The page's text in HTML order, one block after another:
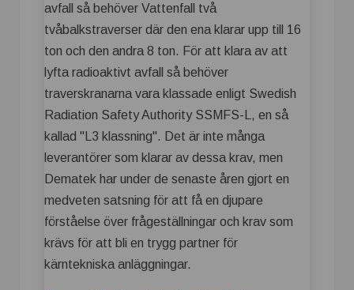
avfall så behöver Vattenfall två
tvåbalkstraverser där den ena klarar upp till 16
ton och den andra 8 ton. För att klara av att
lyfta radioaktivt avfall så behöver
traverskranarna vara klassade enligt Swedish
Radiation Safety Authority SSMFS-L, en så
kallad "L3 klassning". Det är inte många
leverantörer som klarar av dessa krav, men
Dematek har under de senaste åren gjort en
medveten satsning för att få en djupare
förståelse över frågeställningar och krav som
krävs för att bli en trygg partner för
kärntekniska anläggningar.